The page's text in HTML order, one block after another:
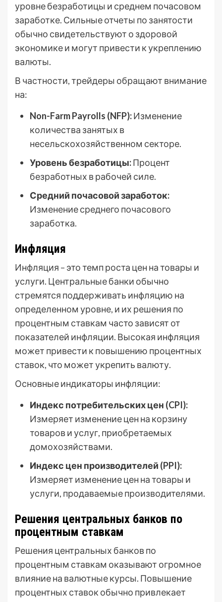
уровне безработицы и среднем почасовом
заработке. Сильные отчеты по занятости
обычно свидетельствуют о здоровой
экономике и могут привести к укреплению
валюты.
В частности, трейдеры обращают внимание
на:
Non-Farm Payrolls (NFP):Изменение
количества занятых в
несельскохозяйственном секторе.
Уровень безработицы:Процент
безработных в рабочей силе.
Средний почасовой заработок:
Изменение среднего почасового
заработка.
Инфляция
Инфляция – это темп роста цен на товары и
услуги. Центральные банки обычно
стремятся поддерживать инфляцию на
определенном уровне, и их решения по
процентным ставкам часто зависят от
показателей инфляции. Высокая инфляция
может привести к повышению процентных
ставок, что может укрепить валюту.
Основные индикаторы инфляции:
Индекс потребительских цен (CPI):
Измеряет изменение цен на корзину
товаров и услуг, приобретаемых
домохозяйствами.
Индекс цен производителей (PPI):
Измеряет изменение цен на товары и
услуги, продаваемые производителями.
Решения центральных банков по
процентным ставкам
Решения центральных банков по
процентным ставкам оказывают огромное
влияние на валютные курсы. Повышение
процентных ставок обычно привлекает